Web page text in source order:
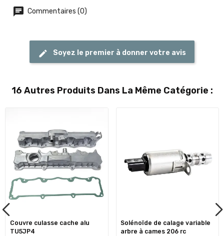
Commentaires (0)
Soyez le premier à donner votre avis
16 Autres Produits Dans La Même Catégorie :
Couvre culasse cache alu
TU5JP4
Solénoïde de calage variable
arbre à cames 206 rc